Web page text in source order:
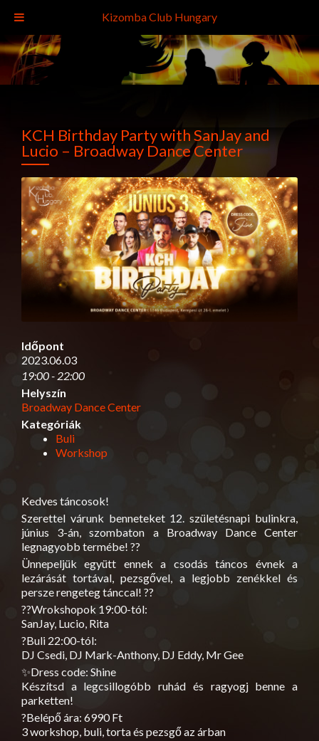
KCH Birthday Party with SanJay and
Lucio – Broadway Dance Center
Időpont
2023.06.03
19:00 - 22:00
Helyszín
Broadway Dance Center
Kategóriák
Buli
Workshop
Kedves táncosok!
Szerettel várunk benneteket 12. születésnapi bulinkra,
június 3-án, szombaton a Broadway Dance Center
legnagyobb termébe! ??
Ünnepeljük együtt ennek a csodás táncos évnek a
lezárását tortával, pezsgővel, a legjobb zenékkel és
persze rengeteg tánccal! ??
??Wrokshopok 19:00-tól:
SanJay, Lucio, Rita
?Buli 22:00-tól:
DJ Csedi, DJ Mark-Anthony, DJ Eddy, Mr Gee
✨Dress code: Shine
Készítsd a legcsillogóbb ruhád és ragyogj benne a
parketten!
?️Belépő ára: 6990 Ft
3 workshop, buli, torta és pezsgő az árban
Kizomba Club Hungary